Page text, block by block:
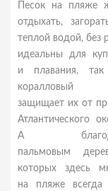
Песок на пляже
отдыхать,
теплой водой, без
идеальны для
и плавания,
коралловый
защищает их от
Атлантического
А
пальмовым
которых здесь
на пляже